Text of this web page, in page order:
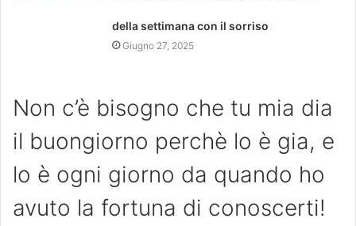
della settimana con il sorriso
Giugno 27, 2025
Non c’è bisogno che tu mia dia
il buongiorno perchè lo è gia, e
lo è ogni giorno da quando ho
avuto la fortuna di conoscerti!